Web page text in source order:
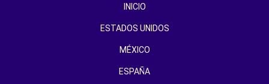
INICIO
ESTADOS UNIDOS
MÉXICO
ESPAÑA